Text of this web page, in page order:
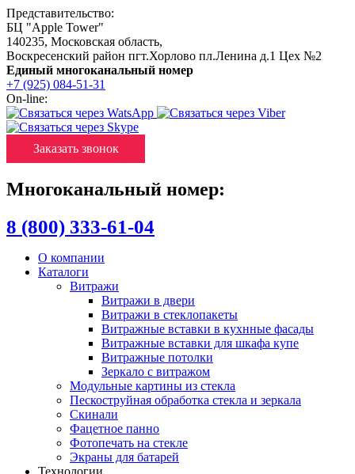
Представительство:
БЦ "Apple Tower"
140235, Московская область,
Воскресенский район пгт.Хорлово пл.Ленина д.1 Цех №2
Единый многоканальный номер
+7 (925) 084-51-31
On-line:
Заказать звонок
Многоканальный номер:
8 (800) 333-61-04
О компании
Каталоги
Витражи
Витражи в двери
Витражи в стеклопакеты
Витражные вставки в кухнные фасады
Витражные вставки для шкафа купе
Витражные потолки
Зеркало с витражом
Модульные картины из стекла
Пескоструйная обработка стекла и зеркала
Скинали
Фацетное панно
Фотопечать на стекле
Экраны для батарей
Технологии